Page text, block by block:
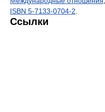
ISBN 5-7133-0704-2
Ссылки